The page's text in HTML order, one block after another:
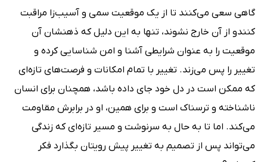
گاهی سعی می‌کنند تا از یک موقعیت سمی و آسیب‌زا مراقبت
کنندو از آن خارج نشوند، تنها به این دلیل که ذهنشان آن
موقعیت را به عنوان شرایطی آشنا و امن شناسایی کرده و
تغییر را پس می‌زند. تغییر با تمام امکانات و فرصت‌های تازه‌ای
که ممکن است در دل خود جای داده باشد، همچنان برای انسان
ناشناخته و ترسناک است و برای همین، او در برابرش مقاومت
می‌کند. اما تا به حال به سرنوشت و مسیر تازه‌ای که زندگی
می‌تواند پس از تصمیم به تغییر پیش رویتان بگذارد فکر